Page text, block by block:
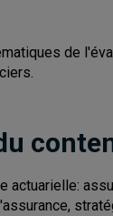
de
actuarielle: